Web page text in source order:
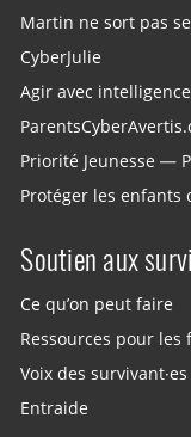
Martin ne sort pas
CyberJulie
Agir avec
Priorité Jeunesse —
Protéger les enfants
Soutien aux
Ce qu’on peut faire
Ressources pour les
Voix des
Entraide